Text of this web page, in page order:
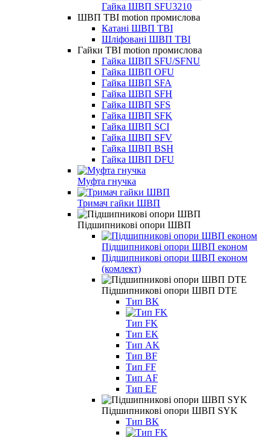
Гайка ШВП SFU3210
ШВП TBI motion промислова
Катані ШВП TBI
Шліфовані ШВП TBI
Гайки TBI motion промислова
Гайка ШВП SFU/SFNU
Гайка ШВП OFU
Гайка ШВП SFA
Гайка ШВП SFH
Гайка ШВП SFS
Гайка ШВП SFK
Гайка ШВП SCI
Гайка ШВП SFV
Гайка ШВП BSH
Гайка ШВП DFU
Муфта гнучка
Тримач гайки ШВП
Підшипникові опори ШВП
Підшипникові опори ШВП економ
Підшипникові опори ШВП економ
(комлект)
Підшипникові опори ШВП DTE
Тип BK
Тип FK
Тип EK
Тип AK
Тип BF
Тип FF
Тип AF
Тип EF
Підшипникові опори ШВП SYK
Тип BK